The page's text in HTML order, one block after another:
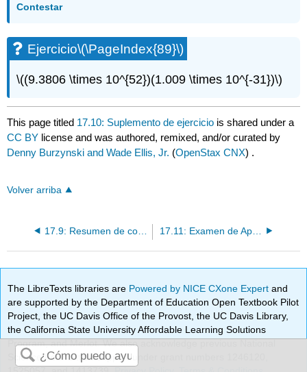
Contestar
Ejercicio\(\PageIndex{89}\)
\((9.3806 \times 10^{52})(1.009 \times 10^{-31})\)
This page titled 17.10: Suplemento de ejercicio is shared under a
CC BY license and was authored, remixed, and/or curated by
Denny Burzynski and Wade Ellis, Jr. (OpenStax CNX) .
Volver arriba
17.9: Resumen de conceptos clave 17.11: Examen de Aptitud
The LibreTexts libraries are Powered by NICE CXone Expertand
are supported by the Department of Education Open Textbook Pilot
Project, the UC Davis Office of the Provost, the UC Davis Library,
the California State University Affordable Learning Solutions
Program, and Merlot. We also acknowledge previous National
Science Foundation support under grant numbers 1246120,